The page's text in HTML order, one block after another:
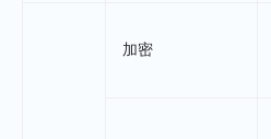
加密